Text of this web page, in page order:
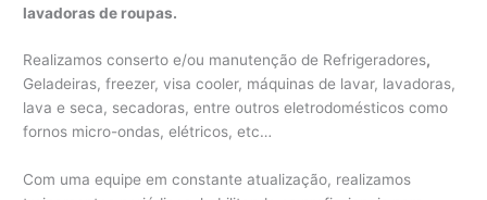
lavadoras de roupas.
Realizamos conserto e/ou manutenção de Refrigeradores,
Geladeiras, freezer, visa cooler, máquinas de lavar, lavadoras,
lava e seca, secadoras, entre outros eletrodomésticos como
fornos micro-ondas, elétricos, etc…
Com uma equipe em constante atualização, realizamos